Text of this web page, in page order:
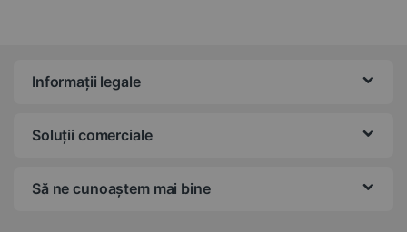
Informații legale
Soluții comerciale
Să ne cunoaștem mai bine